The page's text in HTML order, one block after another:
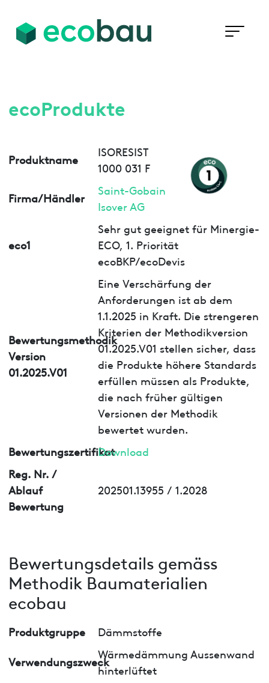
ecoProdukte
Produktname
ISORESIST
1000 031 F
Firma/Händler
Saint-Gobain
Isover AG
eco1
Sehr gut geeignet für Minergie-
ECO, 1. Priorität
ecoBKP/ecoDevis
Bewertungsmethodik
Version
01.2025.V01
Eine Verschärfung der
Anforderungen ist ab dem
1.1.2025 in Kraft. Die strengeren
Kriterien der Methodikversion
01.2025.V01 stellen sicher, dass
die Produkte höhere Standards
erfüllen müssen als Produkte,
die nach früher gültigen
Versionen der Methodik
bewertet wurden.
BewertungszertifikatDownload
Reg. Nr. /
Ablauf
Bewertung
202501.13955 / 1.2028
Bewertungsdetails gemäss
Methodik Baumaterialien
ecobau
Produktgruppe Dämmstoffe
Verwendungszweck
Wärmedämmung Aussenwand
hinterlüftet